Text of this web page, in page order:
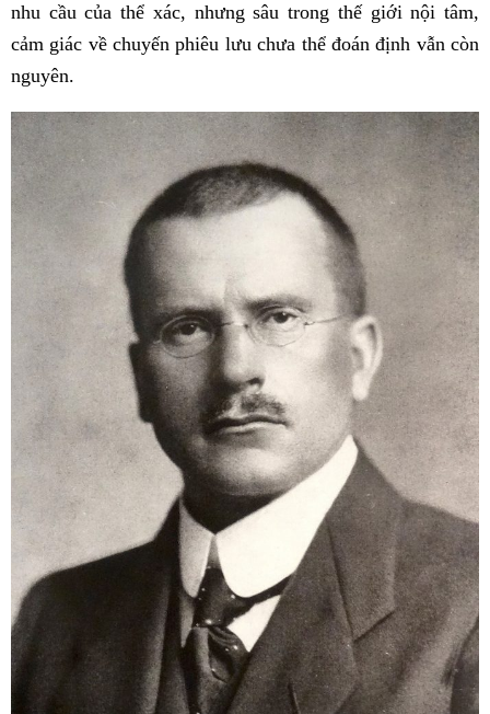
nhu cầu của thể xác, nhưng sâu trong thế giới nội tâm,
cảm giác về chuyến phiêu lưu chưa thể đoán định vẫn còn
nguyên.